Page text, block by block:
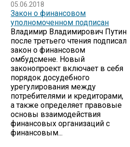
05.06.2018
Закон о финансовом
уполномоченном подписан
Владимир Владимирович Путин
после третьего чтения подписал
закон о финансовом
омбудсмене. Новый
законопроект включает в себя
порядок досудебного
урегулирования между
потребителями и кредиторами,
а также определяет правовые
основы взаимодействия
финансовых организаций с
финансовым...